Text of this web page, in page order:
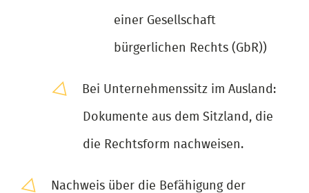
einer Gesellschaft
bürgerlichen Rechts (GbR))
Bei Unternehmenssitz im Ausland:
Dokumente aus dem Sitzland, die
die Rechtsform nachweisen.
Nachweis über die Befähigung der